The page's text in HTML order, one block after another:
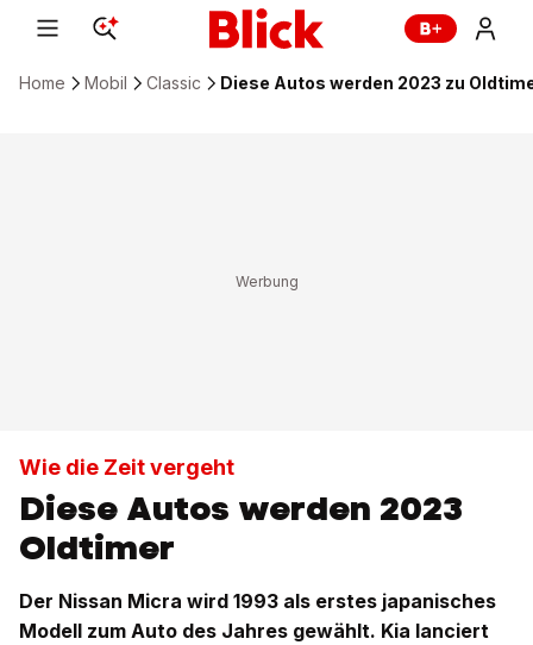
Home Mobil Classic Diese Autos werden 2023 zu
Wie die Zeit vergeht
Diese Autos werden 2023
Oldtimer
Der Nissan Micra wird 1993 als erstes japanisches
Modell zum Auto des Jahres gewählt. Kia lanciert